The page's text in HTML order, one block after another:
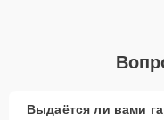
Выдаётся ли вами